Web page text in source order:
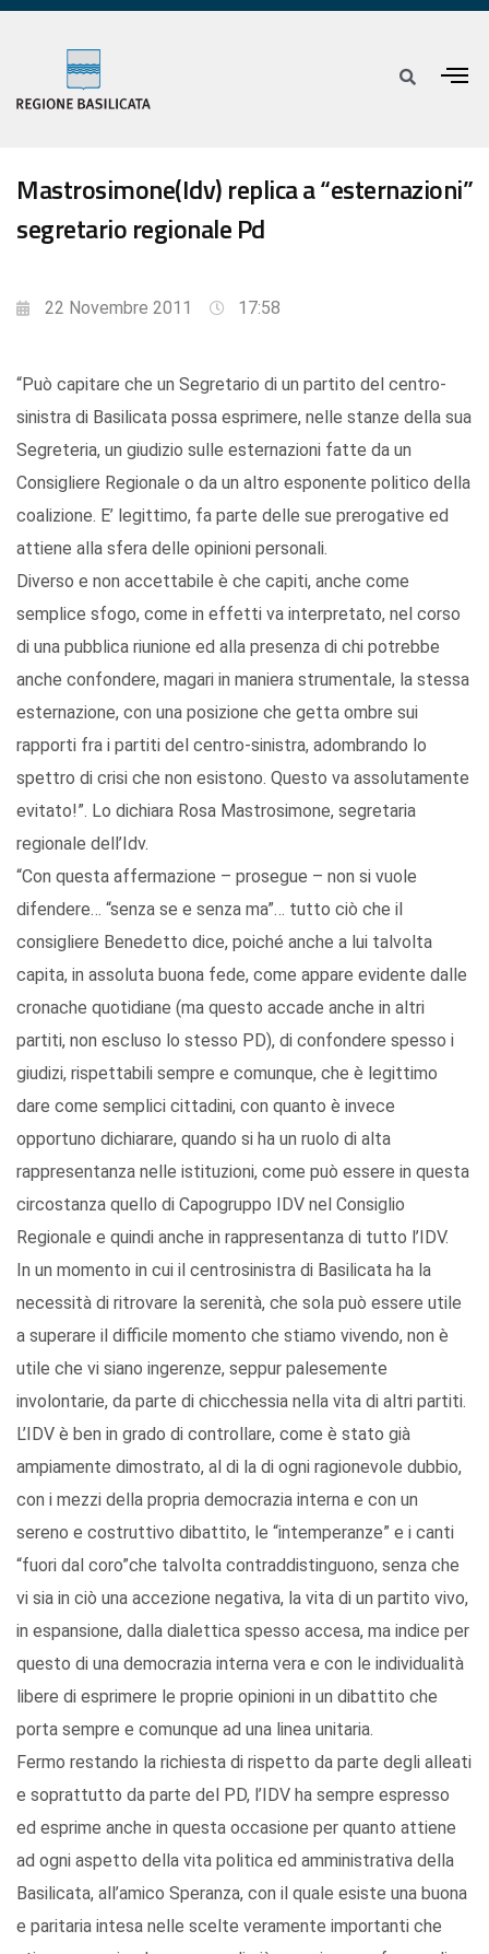
Mastrosimone(Idv) replica a “esternazioni”
segretario regionale Pd
22 Novembre 2011 17:58
“Può capitare che un Segretario di un partito del centro-
sinistra di Basilicata possa esprimere, nelle stanze della sua
Segreteria, un giudizio sulle esternazioni fatte da un
Consigliere Regionale o da un altro esponente politico della
coalizione. E’ legittimo, fa parte delle sue prerogative ed
attiene alla sfera delle opinioni personali.
Diverso e non accettabile è che capiti, anche come
semplice sfogo, come in effetti va interpretato, nel corso
di una pubblica riunione ed alla presenza di chi potrebbe
anche confondere, magari in maniera strumentale, la stessa
esternazione, con una posizione che getta ombre sui
rapporti fra i partiti del centro-sinistra, adombrando lo
spettro di crisi che non esistono. Questo va assolutamente
evitato!”. Lo dichiara Rosa Mastrosimone, segretaria
regionale dell’Idv.
“Con questa affermazione – prosegue – non si vuole
difendere… “senza se e senza ma”… tutto ciò che il
consigliere Benedetto dice, poiché anche a lui talvolta
capita, in assoluta buona fede, come appare evidente dalle
cronache quotidiane (ma questo accade anche in altri
partiti, non escluso lo stesso PD), di confondere spesso i
giudizi, rispettabili sempre e comunque, che è legittimo
dare come semplici cittadini, con quanto è invece
opportuno dichiarare, quando si ha un ruolo di alta
rappresentanza nelle istituzioni, come può essere in questa
circostanza quello di Capogruppo IDV nel Consiglio
Regionale e quindi anche in rappresentanza di tutto l’IDV.
In un momento in cui il centrosinistra di Basilicata ha la
necessità di ritrovare la serenità, che sola può essere utile
a superare il difficile momento che stiamo vivendo, non è
utile che vi siano ingerenze, seppur palesemente
involontarie, da parte di chicchessia nella vita di altri partiti.
L’IDV è ben in grado di controllare, come è stato già
ampiamente dimostrato, al di la di ogni ragionevole dubbio,
con i mezzi della propria democrazia interna e con un
sereno e costruttivo dibattito, le “intemperanze” e i canti
“fuori dal coro”che talvolta contraddistinguono, senza che
vi sia in ciò una accezione negativa, la vita di un partito vivo,
in espansione, dalla dialettica spesso accesa, ma indice per
questo di una democrazia interna vera e con le individualità
libere di esprimere le proprie opinioni in un dibattito che
porta sempre e comunque ad una linea unitaria.
Fermo restando la richiesta di rispetto da parte degli alleati
e soprattutto da parte del PD, l’IDV ha sempre espresso
ed esprime anche in questa occasione per quanto attiene
ad ogni aspetto della vita politica ed amministrativa della
Basilicata, all’amico Speranza, con il quale esiste una buona
e paritaria intesa nelle scelte veramente importanti che